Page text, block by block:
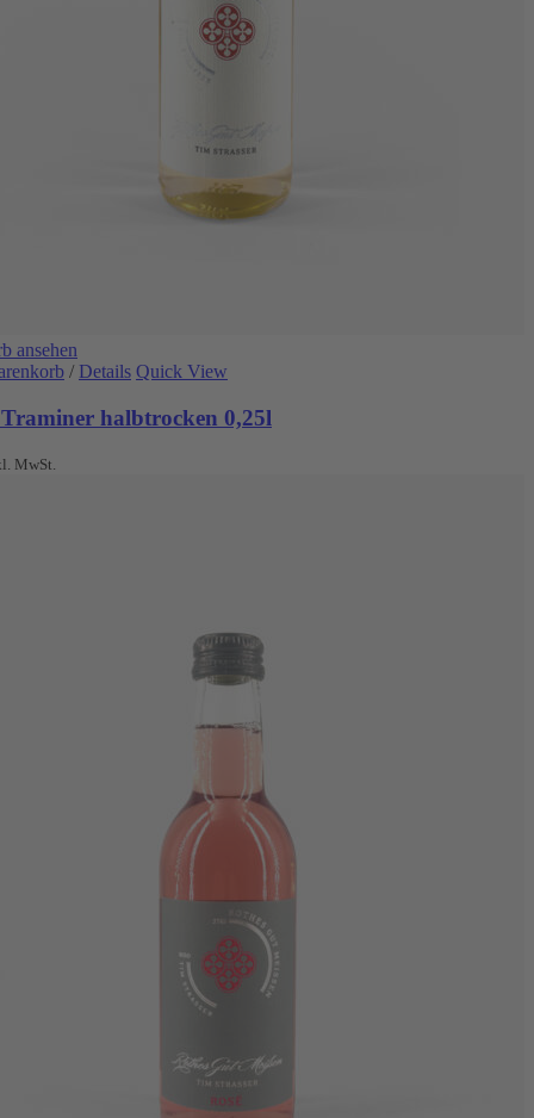
ansehen
/ Details Quick View
halbtrocken 0,25l
MwSt.